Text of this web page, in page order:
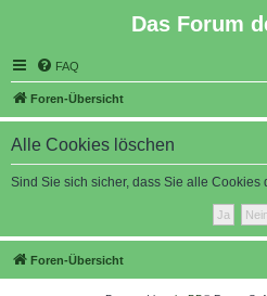
Das Forum
FAQ
Foren-Übersicht
Alle Cookies löschen
Sind Sie sich sicher, dass Sie alle
Foren-Übersicht